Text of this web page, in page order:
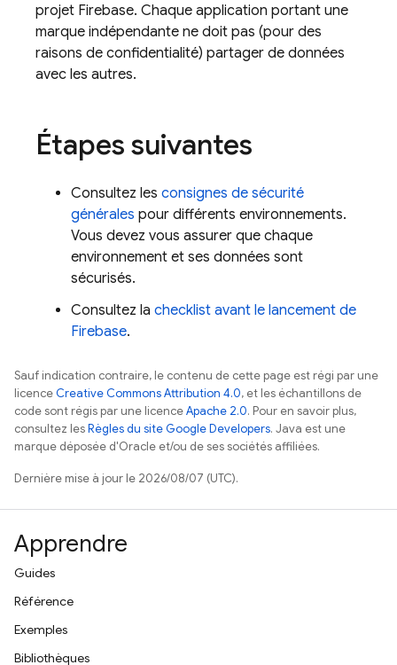
projet Firebase. Chaque application portant une
marque indépendante ne doit pas (pour des
raisons de confidentialité) partager de données
avec les autres.
Étapes suivantes
Consultez les consignes de sécurité
générales pour différents environnements.
Vous devez vous assurer que chaque
environnement et ses données sont
sécurisés.
Consultez la checklist avant le lancement de
Firebase.
Sauf indication contraire, le contenu de cette page est régi par une
licenceCreative Commons Attribution 4.0, et les échantillons de
code sont régis par une licenceApache 2.0. Pour en savoir plus,
consultez lesRègles du site Google Developers. Java est une
marque déposée d'Oracle et/ou de ses sociétés affiliées.
Dernière mise à jour le 2026/08/07 (UTC).
Apprendre
Guides
Référence
Exemples
Bibliothèques